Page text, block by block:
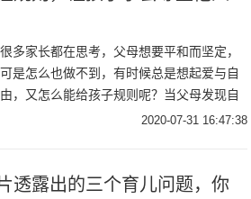
很多家长都在思考，父母想要平和而坚定，
可是怎么也做不到，有时候总是想起爱与自
由，又怎么能给孩子规则呢？当父母发现自
己总是为了一些小事同孩子纠缠，就可能表
2020-07-31 16:47:38
透露出的三个育儿问题，你